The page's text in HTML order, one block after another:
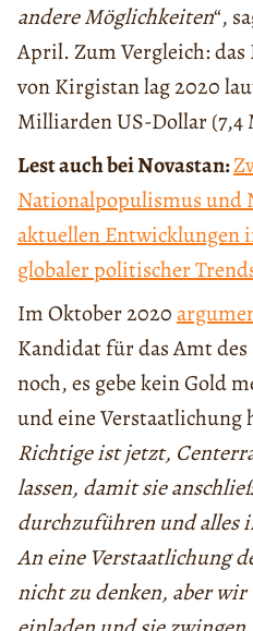
andere Möglichkeiten“,
April. Zum Vergleich:
von Kirgistan lag 2020
Milliarden US-Dollar
Lest auch bei Novastan:
Nationalpopulismus und
aktuellen Entwicklungen
globaler politischer
Im Oktober 2020
Kandidat für das Amt
noch, es gebe kein Gold
und eine Verstaatlichung
Richtige ist jetzt,
lassen, damit sie
durchzuführen und alles
An eine Verstaatlichung
nicht zu denken, aber wir